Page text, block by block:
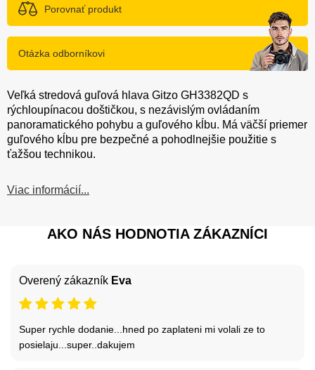
Porovnať produkt
Otázka odborníkovi
Veľká stredová guľová hlava Gitzo GH3382QD s
rýchloupínacou doštičkou, s nezávislým ovládaním
panoramatického pohybu a guľového kĺbu. Má väčší priemer
guľového kĺbu pre bezpečné a pohodlnejšie použitie s
ťažšou technikou.
Viac informácií...
AKO NÁS HODNOTIA ZÁKAZNÍCI
Overený zákazník Eva
Super rychle dodanie...hned po zaplateni mi volali ze to
posielaju...super..dakujem